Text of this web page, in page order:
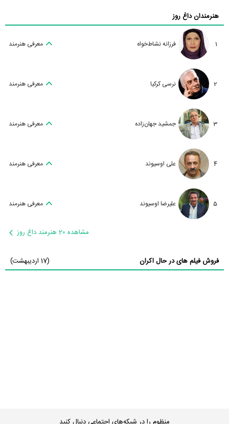
هنرمندان داغ روز
1 فرزانه نشاط‌خواه معرفی هنرمند
2 نرسی کرکیا معرفی هنرمند
3 جمشید جهان‌زاده معرفی هنرمند
4 علی اوسیوند معرفی هنرمند
5 علیرضا اوسیوند معرفی هنرمند
مشاهده 20 هنرمند داغ روز
فروش فیلم های در حال اکران (17 اردیبهشت)